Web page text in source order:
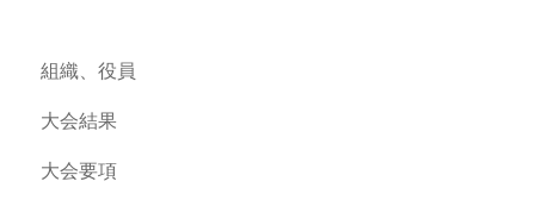
組織、役員
大会結果
大会要項